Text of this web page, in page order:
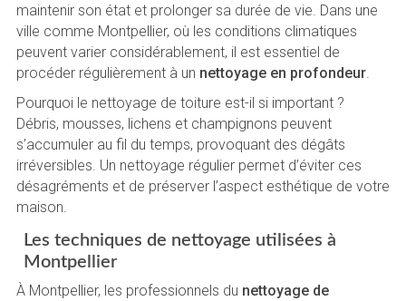
maintenir son état et prolonger sa durée de vie. Dans une
ville comme Montpellier, où les conditions climatiques
peuvent varier considérablement, il est essentiel de
procéder régulièrement à un nettoyage en profondeur.
Pourquoi le nettoyage de toiture est-il si important ?
Débris, mousses, lichens et champignons peuvent
s’accumuler au fil du temps, provoquant des dégâts
irréversibles. Un nettoyage régulier permet d’éviter ces
désagréments et de préserver l’aspect esthétique de votre
maison.
Les techniques de nettoyage utilisées à
Montpellier
À Montpellier, les professionnels du nettoyage de